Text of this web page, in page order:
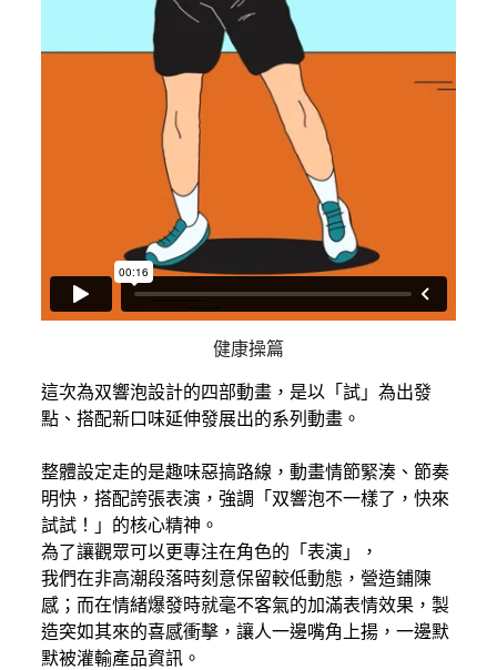
健康操篇
這次為双響泡設計的四部動畫，是以「試」為出發
點、搭配新口味延伸發展出的系列動畫。
整體設定走的是趣味惡搞路線，動畫情節緊湊、節奏
明快，搭配誇張表演，強調「双響泡不一樣了，快來
試試！」的核心精神。
​為了讓觀眾可以更專注在角色的「表演」，
我們在非高潮段落時刻意保留較低動態，營造鋪陳
感；而在情緒爆發時就毫不客氣的加滿表情效果，製
造突如其來的喜感衝擊，讓人一邊嘴角上揚，一邊默
默被灌輸產品資訊。